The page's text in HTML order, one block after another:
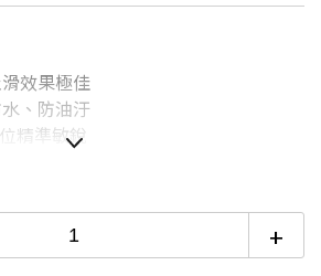
聯名卡滿額最高回饋25%
效果極佳
、防油汙
精準敏銳
+